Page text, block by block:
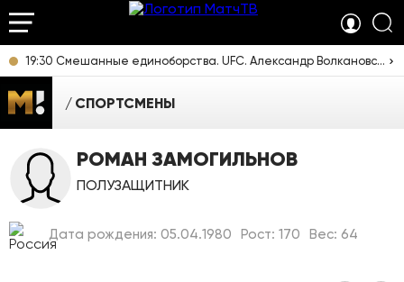
19:30 Смешанные единоборства. UFC. Александр Волкановски против Диего Лопеса. Трансляция из Австралии [16+]
СПОРТСМЕНЫ
РОМАН ЗАМОГИЛЬНОВ
ПОЛУЗАЩИТНИК
Дата рождения: 05.04.1980 Рост: 170 Вес: 64